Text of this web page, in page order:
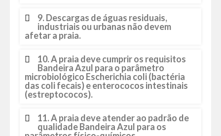
9. Descargas de águas residuais,
industriais ou urbanas não devem
afetar a praia.
10. A praia deve cumprir os requisitos
Bandeira Azul para o parâmetro
microbiológico Escherichia coli (bactéria
das coli fecais) e enterococos intestinais
(estreptococos).
11. A praia deve atender ao padrão de
qualidade Bandeira Azul para os